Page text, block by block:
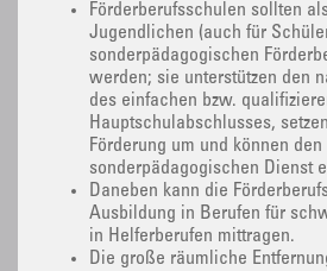
Förderberufsschulen sollten
Jugendlichen (auch für
sonderpädagogischen
werden; sie unterstützen den
des einfachen bzw.
Hauptschulabschlusses,
Förderung um und können
sonderpädagogischen Dienst
Daneben kann die
Ausbildung in Berufen für
in Helferberufen mittragen.
Die große räumliche